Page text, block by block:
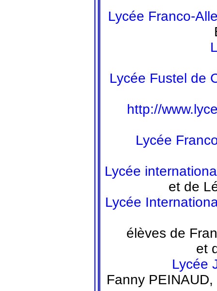
Lycée Franco-
Lycée Fustel de
http://
Lycée
Lycée
et de
Lycée
élèves de
et
Lycée
Fanny